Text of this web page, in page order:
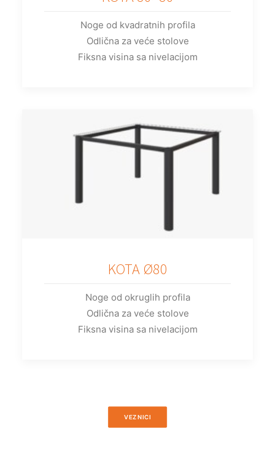
Noge od kvadratnih profila
Odlična za veće stolove
Fiksna visina sa nivelacijom
KOTA Ø80
Noge od okruglih profila
Odlična za veće stolove
Fiksna visina sa nivelacijom
VEZNICI